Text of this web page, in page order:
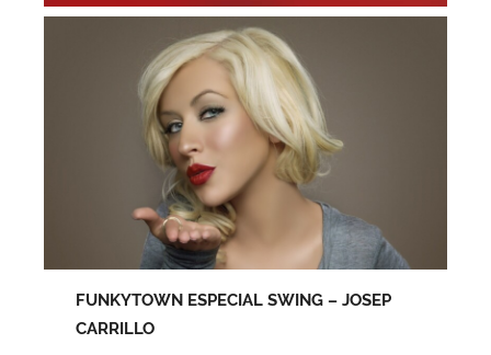
FUNKYTOWN ESPECIAL SWING – JOSEP
CARRILLO